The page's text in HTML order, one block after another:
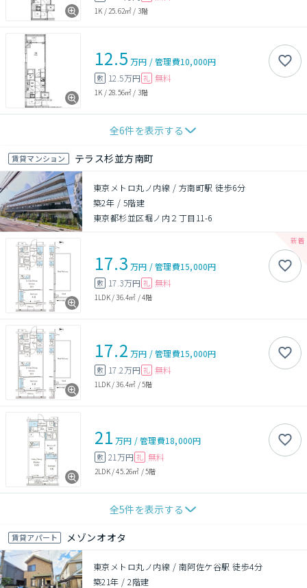
1K /25.62㎡ / 3階
12.5 万円 /管理費10,000円
敷 12.5万円 礼 無料
1K / 28.56㎡ / 3階
全6件を表示する
賃貸マンション テラス杉並方南町
東京メトロ丸ノ内線 / 方南町駅 徒歩6分
築2年 / 5階建
東京都杉並区堀ノ内２丁目11-6
17.3 万円 /管理費15,000円
敷 17.3万円 礼 無料
1LDK/36.4㎡ /4階
17.2 万円 /管理費15,000円
敷 17.2万円 礼 無料
1LDK/36.4㎡ /5階
21 万円 /管理費18,000円
敷 21万円 礼 無料
2LDK/45.26㎡ /5階
全5件を表示する
賃貸アパート メゾンオオタ
東京メトロ丸ノ内線 / 南阿佐ケ谷駅 徒歩4分
築21年 /2階建